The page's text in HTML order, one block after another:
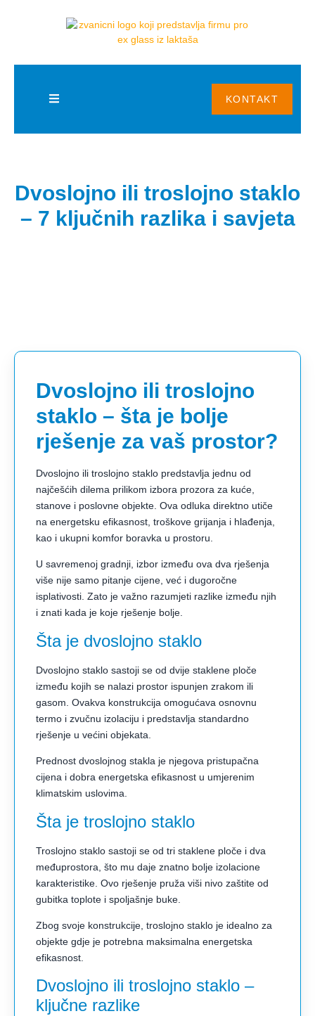
KONTAKT
Dvoslojno ili troslojno staklo
– 7 ključnih razlika i savjeta
Dvoslojno ili troslojno
staklo – šta je bolje
rješenje za vaš prostor?
Dvoslojno ili troslojno staklo predstavlja jednu od
najčešćih dilema prilikom izbora prozora za kuće,
stanove i poslovne objekte. Ova odluka direktno utiče
na energetsku efikasnost, troškove grijanja i hlađenja,
kao i ukupni komfor boravka u prostoru.
U savremenoj gradnji, izbor između ova dva rješenja
više nije samo pitanje cijene, već i dugoročne
isplativosti. Zato je važno razumjeti razlike između njih
i znati kada je koje rješenje bolje.
Šta je dvoslojno staklo
Dvoslojno staklo sastoji se od dvije staklene ploče
između kojih se nalazi prostor ispunjen zrakom ili
gasom. Ovakva konstrukcija omogućava osnovnu
termo i zvučnu izolaciju i predstavlja standardno
rješenje u većini objekata.
Prednost dvoslojnog stakla je njegova pristupačna
cijena i dobra energetska efikasnost u umjerenim
klimatskim uslovima.
Šta je troslojno staklo
Troslojno staklo sastoji se od tri staklene ploče i dva
međuprostora, što mu daje znatno bolje izolacione
karakteristike. Ovo rješenje pruža viši nivo zaštite od
gubitka toplote i spoljašnje buke.
Zbog svoje konstrukcije, troslojno staklo je idealno za
objekte gdje je potrebna maksimalna energetska
efikasnost.
Dvoslojno ili troslojno staklo –
ključne razlike